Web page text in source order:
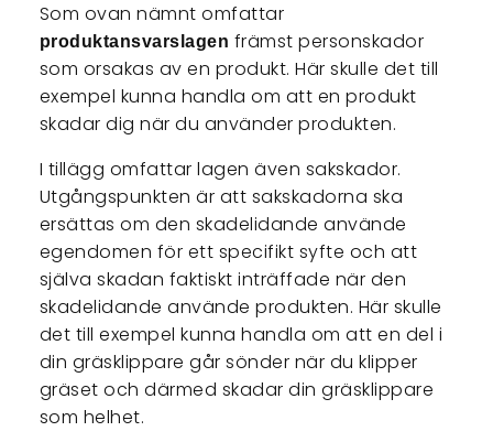
Som ovan nämnt omfattar
produktansvarslagen främst personskador
som orsakas av en produkt. Här skulle det till
exempel kunna handla om att en produkt
skadar dig när du använder produkten.
I tillägg omfattar lagen även sakskador.
Utgångspunkten är att sakskadorna ska
ersättas om den skadelidande använde
egendomen för ett specifikt syfte och att
själva skadan faktiskt inträffade när den
skadelidande använde produkten. Här skulle
det till exempel kunna handla om att en del i
din gräsklippare går sönder när du klipper
gräset och därmed skadar din gräsklippare
som helhet.